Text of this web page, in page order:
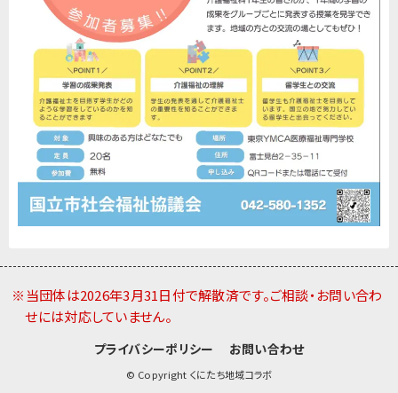
※当団体は2026年3月31日付で解散済です。ご相談・お問い合わ
せには対応していません。
プライバシーポリシー お問い合わせ
© Copyright くにたち地域コラボ